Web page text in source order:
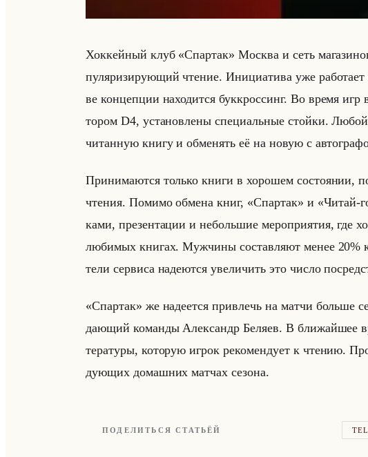
Хок­кейный клуб «Спартак» Москва и сеть
пу­ля­ри­зи­ру­ющий чте­ние. Ини­ци­ати­ва уже
ве кон­цеп­ции на­хо­дит­ся бук­крос­синг. Во время
то­ром D4, уста­нов­ле­ны спе­ци­альные стойки.
чи­тан­ную книгу и об­ме­нять её на новую с
При­ни­ма­ют­ся только книги в хо­ро­шем со­сто­янии,
чте­ния. По­ми­мо об­ме­на книг, «Спартак» и «Читай-
ка­ми, пре­зен­та­ции и небольшие ме­ро­при­ятия, где
лю­би­мых кни­гах. Муж­чи­ны со­став­ля­ют менее 20%
те­ли сер­ви­са на­де­ют­ся уве­ли­чить это число
«Спартак» же на­де­ет­ся при­влечь на матчи больше
да­ющий ко­ман­ды Алек­сандр Бе­ля­ев. В бли­жайшее
те­ра­ту­ры, ко­то­рую игрок ре­ко­мен­ду­ет к чте­нию.
ду­ющих до­маш­них мат­чах се­зо­на.
ПОДЕЛИТЬСЯ СТАТЬЁЙ